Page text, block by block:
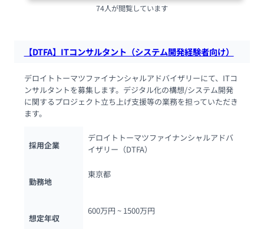
74人が閲覧しています
【DTFA】ITコンサルタント（システム開発経験者向け）
デロイトトーマツファイナンシャルアドバイザリーにて、ITコ
ンサルタントを募集します。デジタル化の構想/システム開発
に関するプロジェクト立ち上げ支援等の業務を担っていただき
ます。
採用企業
デロイトトーマツファイナンシャルアドバ
イザリー（DTFA）
勤務地
東京都
想定年収
600万円 ~ 1500万円